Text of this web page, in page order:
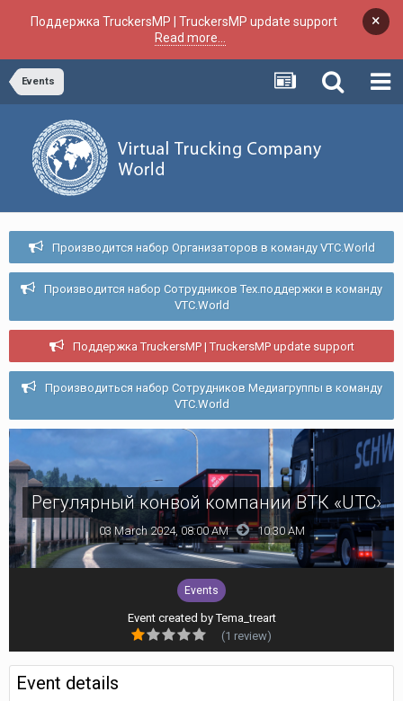
Поддержка TruckersMP | TruckersMP update support
Read more...
×
Events
Производится набор Организаторов в команду VTC.World
Производится набор Сотрудников Тех.поддержки в команду
VTC.World
Поддержка TruckersMP | TruckersMP update support
Производиться набор Сотрудников Медиагруппы в команду
VTC.World
Регулярный конвой компании ВТК «UTC»
03 March 2024, 08:00 AM 10:30 AM
Events
Event created byTema_treart
(1 review)
Event details